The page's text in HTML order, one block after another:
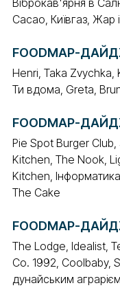
Віброкав'ярня в
Cacao, Київгаз,
FOODMAP-
Henri, Taka Zvychka,
Ти вдома, Greta,
FOODMAP-
Pie Spot Burger
Kitchen, The Nook,
Kitchen,
The Cake
FOODMAP-
The Lodge, Idealist,
Co. 1992, Coolbaby,
дунайським